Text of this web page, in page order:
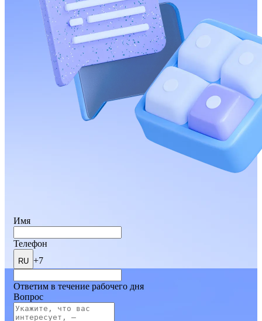
Имя
Телефон
RU +7
Ответим в течение рабочего дня
Вопрос